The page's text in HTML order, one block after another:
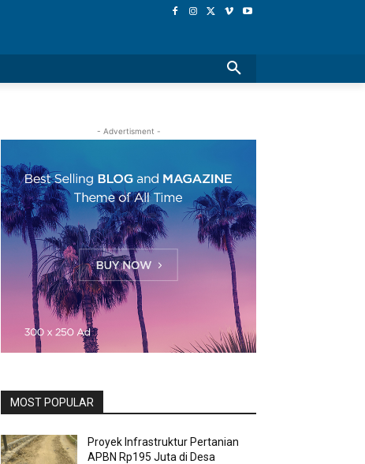
- Advertisment -
MOST POPULAR
Proyek Infrastruktur Pertanian
APBN Rp195 Juta di Desa